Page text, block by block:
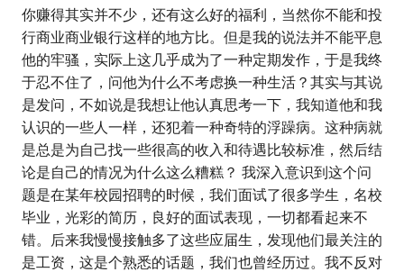
你赚得其实并不少，还有这么好的福利，当然你不能和投
行商业商业银行这样的地方比。但是我的说法并不能平息
他的牢骚，实际上这几乎成为了一种定期发作，于是我终
于忍不住了，问他为什么不考虑换一种生活？其实与其说
是发问，不如说是我想让他认真思考一下，我知道他和我
认识的一些人一样，还犯着一种奇特的浮躁病。这种病就
是总是为自己找一些很高的收入和待遇比较标准，然后结
论是自己的情况为什么这么糟糕？ 我深入意识到这个问
题是在某年校园招聘的时候，我们面试了很多学生，名校
毕业，光彩的简历，良好的面试表现，一切都看起来不
错。后来我慢慢接触多了这些应届生，发现他们最关注的
是工资，这是个熟悉的话题，我们也曾经历过。我不反对